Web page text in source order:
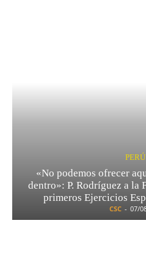
PERÚ
«No podemos ofrecer
dentro»: P. Rodríguez a la
primeros Ejercicios
CSC - 07/